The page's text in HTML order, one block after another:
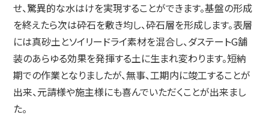
せ、驚異的な水はけを実現することができます。基盤の形成
を終えたら次は砕石を敷き均し、砕石層を形成します。表層
には真砂土とソイリードライ素材を混合し、ダステートG舗
装のあらゆる効果を発揮する土に生まれ変わります。短納
期での作業となりましたが、無事、工期内に竣工することが
出来、元請様や施主様にも喜んでいただくことが出来まし
た。